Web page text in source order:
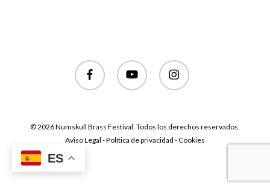
facebook youtube instagram
© 2026 Numskull Brass Festival. Todos los derechos reservados.
Aviso Legal - Política de privacidad - Cookies
ES